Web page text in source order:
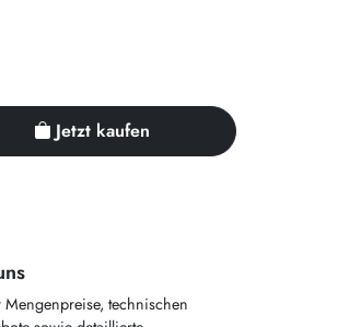
Jetzt kaufen
technischen